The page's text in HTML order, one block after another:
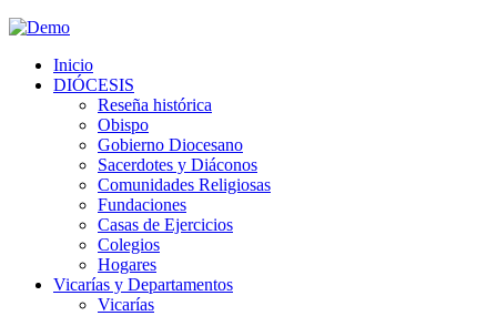
Inicio
DIÓCESIS
Reseña histórica
Obispo
Gobierno Diocesano
Sacerdotes y Diáconos
Comunidades Religiosas
Fundaciones
Casas de Ejercicios
Colegios
Hogares
Vicarías y Departamentos
Vicarías